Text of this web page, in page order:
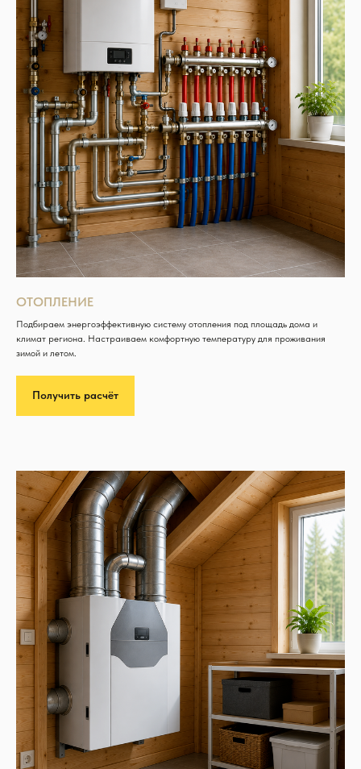
ОТОПЛЕНИЕ
Подбираем энергоэффективную систему отопления под площадь дома и
климат региона. Настраиваем комфортную температуру для проживания
зимой и летом.
Получить расчёт